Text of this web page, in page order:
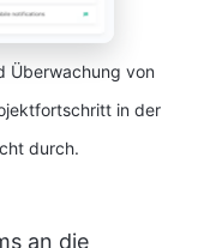
Überwachung von
in der
durch.
an die